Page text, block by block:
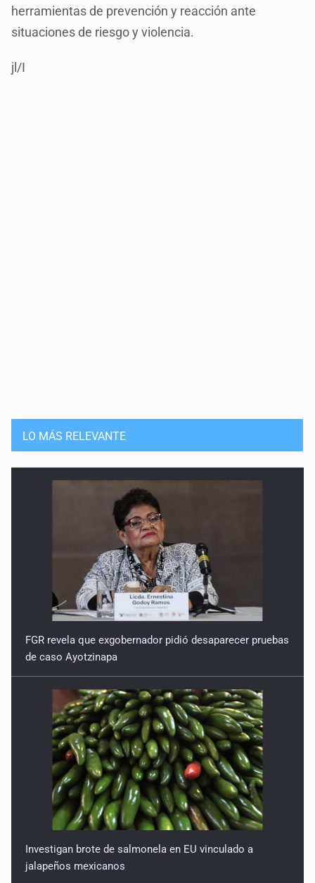
herramientas de prevención y reacción ante
situaciones de riesgo y violencia.
jl/I
LO MÁS RELEVANTE
FGR revela que exgobernador pidió desaparecer pruebas
de caso Ayotzinapa
Investigan brote de salmonela en EU vinculado a
jalapeños mexicanos